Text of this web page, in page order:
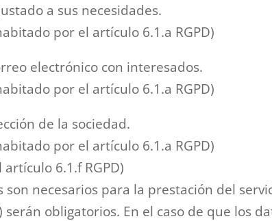
a sus necesidades.
por el artículo 6.1.a RGPD)
electrónico con interesados.
por el artículo 6.1.a RGPD)
de la sociedad.
por el artículo 6.1.a RGPD)
6.1.f RGPD)
son necesarios para la prestación del
obligatorios. En el caso de que los